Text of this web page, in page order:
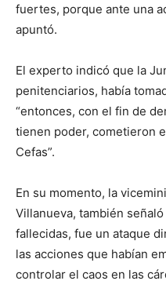
fuertes, porque ante una
apuntó.
El experto indicó que la
penitenciarios, había
“entonces, con el fin de
tienen poder, cometieron
Cefas”.
En su momento, la
Villanueva, también
fallecidas, fue un ataque
las acciones que habían
controlar el caos en las